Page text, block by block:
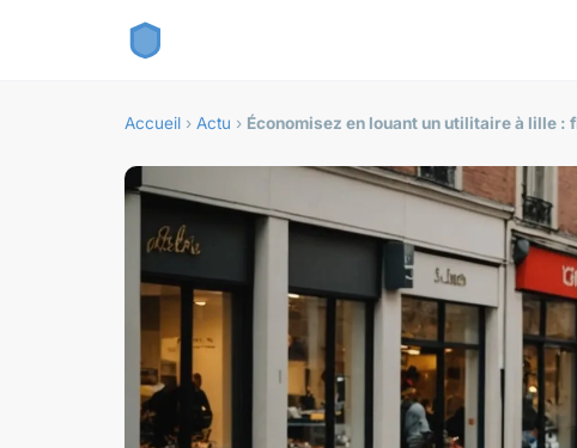
Accueil › Actu › Économisez en louant un utilitaire à lille